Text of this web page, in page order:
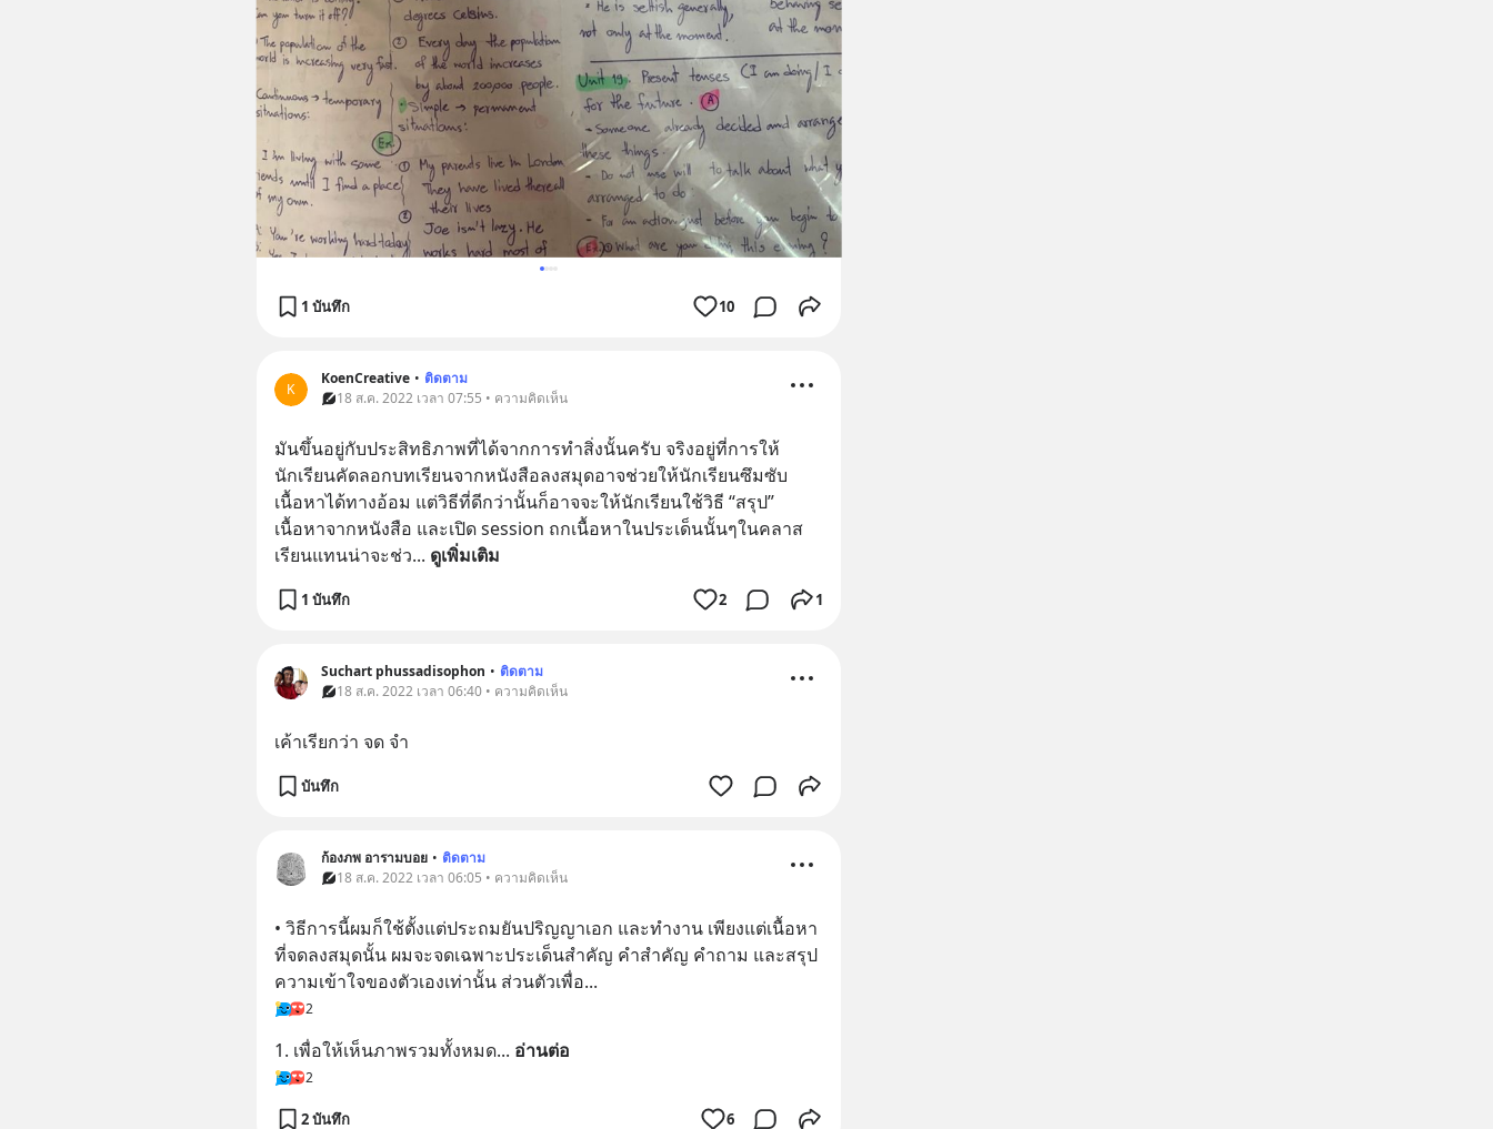
1 บันทึก 10
K
KoenCreative • ติดตาม
18 ส.ค. 2022 เวลา 07:55 • ความคิดเห็น
มันขึ้นอยู่กับประสิทธิภาพที่ได้จากการทำสิ่งนั้นครับ จริงอยู่ที่การให้
นักเรียนคัดลอกบทเรียนจากหนังสือลงสมุดอาจช่วยให้นักเรียนซึมซับ
เนื้อหาได้ทางอ้อม แต่วิธีที่ดีกว่านั้นก็อาจจะให้นักเรียนใช้วิธี “สรุป”
เนื้อหาจากหนังสือ และเปิด session ถกเนื้อหาในประเด็นนั้นๆในคลาส
เรียนแทนน่าจะช่ว... ดูเพิ่มเติม
1 บันทึก 2 1
Suchart phussadisophon • ติดตาม
18 ส.ค. 2022 เวลา 06:40 • ความคิดเห็น
เค้าเรียกว่า จด จำ
บันทึก
ก้องภพ อารามบอย • ติดตาม
18 ส.ค. 2022 เวลา 06:05 • ความคิดเห็น
• วิธีการนี้ผมก็ใช้ตั้งแต่ประถมยันปริญญาเอก และทำงาน เพียงแต่เนื้อหา
ที่จดลงสมุดนั้น ผมจะจดเฉพาะประเด็นสำคัญ คำสำคัญ คำถาม และสรุป
ความเข้าใจของตัวเองเท่านั้น ส่วนตัวเพื่อ...
2
1. เพื่อให้เห็นภาพรวมทั้งหมด... อ่านต่อ
2
2 บันทึก 6